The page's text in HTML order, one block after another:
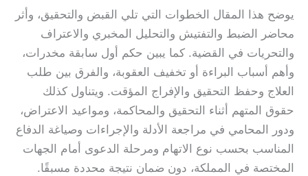
يوضح هذا المقال الخطوات التي تلي القبض والتحقيق، وأثر
محاضر الضبط والتفتيش والتحليل المخبري والاعتراف
والتحريات في القضية. كما يبين حكم أول سابقة مخدرات،
وأهم أسباب البراءة أو تخفيف العقوبة، والفرق بين طلب
العلاج وحفظ التحقيق والإفراج المؤقت. ويتناول كذلك
حقوق المتهم أثناء التحقيق والمحاكمة، ومواعيد الاعتراض،
ودور المحامي في مراجعة الأدلة والإجراءات وصياغة الدفاع
المناسب بحسب نوع الاتهام ومرحلة الدعوى أمام الجهات
المختصة في المملكة، دون ضمان نتيجة محددة مسبقًا.